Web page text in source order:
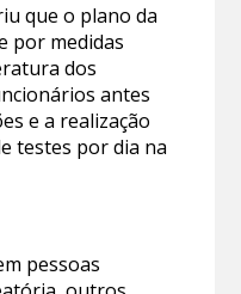
que o plano da
por medidas
dos
antes
e a realização
testes por dia na
pessoas